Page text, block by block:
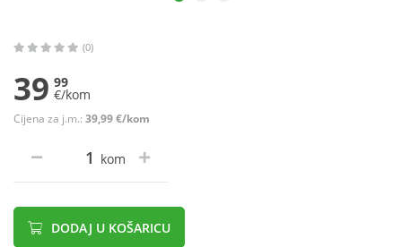
(0)
39 99
€/kom
Cijena za j.m.: 39,99 €/kom
kom
DODAJ U KOŠARICU